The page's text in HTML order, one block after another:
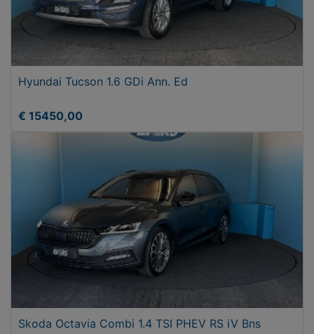
Hyundai Tucson 1.6 GDi Ann. Ed
€ 15450,00
Skoda Octavia Combi 1.4 TSI PHEV RS iV Bns